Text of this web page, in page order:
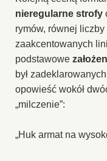
nieregularne strofy
rymów, równej
zaakcentowanych
podstawowe
był
opowieść wokół
„milczenie”:
„Huk armat na